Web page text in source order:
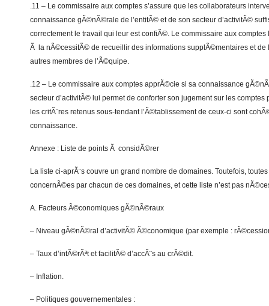
.11 – Le commissaire aux comptes s’assure que les collaborateurs
connaissance gÃ©nÃ©rale de l’entitÃ© et de son secteur d’activitÃ©
correctement le travail qui leur est confiÃ©. Le commissaire aux
Ã la nÃ©cessitÃ© de recueillir des informations supplÃ©mentaires et de
autres membres de l’Ã©quipe.
.12 – Le commissaire aux comptes apprÃ©cie si sa connaissance
secteur d’activitÃ© lui permet de conforter son jugement sur les comptes
les critÃ¨res retenus sous-tendant l’Ã©tablissement de ceux-ci sont
connaissance.
Annexe : Liste de points Ã considÃ©rer
La liste ci-aprÃ¨s couvre un grand nombre de domaines. Toutefois,
concernÃ©es par chacun de ces domaines, et cette liste n’est pas
A. Facteurs Ã©conomiques gÃ©nÃ©raux
– Niveau gÃ©nÃ©ral d’activitÃ© Ã©conomique (par exemple :
– Taux d’intÃ©rÃªt et facilitÃ© d’accÃ¨s au crÃ©dit.
– Inflation.
– Politiques gouvernementales :